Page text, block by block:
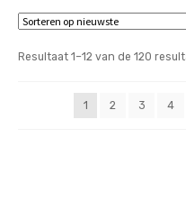
Resultaat 1–12 van de 120
1
2 3 4